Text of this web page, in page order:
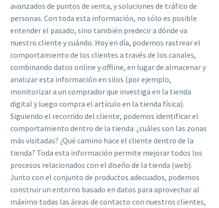
avanzados de puntos de venta, y soluciones de tráfico de
personas. Con toda esta información, no sólo es posible
entender el pasado, sino también predecir a dónde va
nuestro cliente y cuándo. Hoy en día, podemos rastrear el
comportamiento de los clientes a través de los canales,
combinando datos online y offline, en lugar de almacenar y
analizar esta información en silos (por ejemplo,
monitorizar a un comprador que investiga en la tienda
digital y luego compra el artículo en la tienda física).
Siguiendo el recorrido del cliente, podemos identificar el
comportamiento dentro de la tienda: ¿cuáles son las zonas
más visitadas? ¿Qué camino hace el cliente dentro de la
tienda? Toda esta información permite mejorar todos los
procesos relacionados con el diseño de la tienda (web).
Junto con el conjunto de productos adecuados, podemos
construir un entorno basado en datos para aprovechar al
máximo todas las áreas de contacto con nuestros clientes,